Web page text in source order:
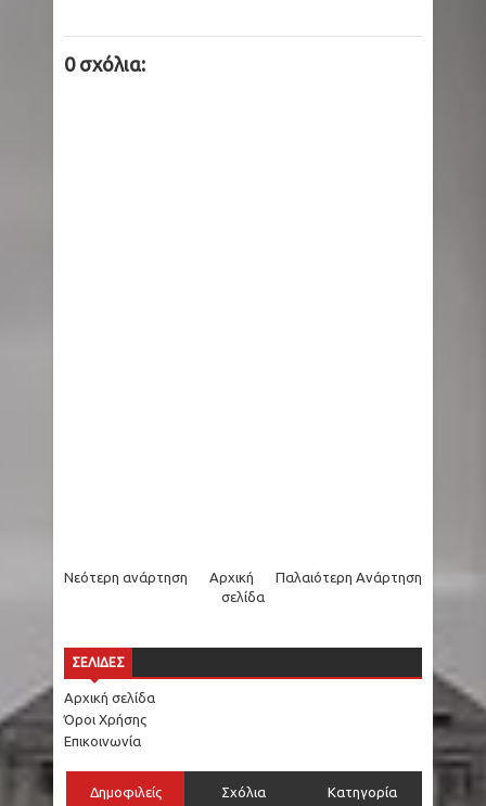
0 σχόλια:
Νεότερη ανάρτηση Παλαιότερη Ανάρτηση
Αρχική
σελίδα
ΣΕΛΙΔΕΣ
Αρχική σελίδα
Όροι Χρήσης
Επικοινωνία
Δημοφιλείς Σχόλια Κατηγορία